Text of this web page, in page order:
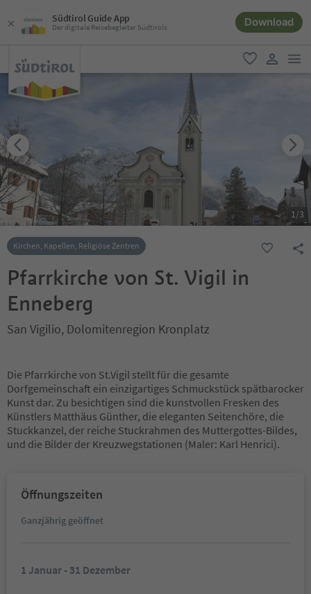
Südtirol Guide App
Der digitale Reisebegleiter Südtirols Download
favorit
user link
1/3
Kirchen, Kapellen, Religiöse Zentren
Pfarrkirche von St. Vigil in
Enneberg
San Vigilio, Dolomitenregion Kronplatz
Die Pfarrkirche von St.Vigil stellt für die gesamte
Dorfgemeinschaft ein einzigartiges Schmuckstück spätbarocker
Kunst dar. Zu besichtigen sind die kunstvollen Fresken des
Künstlers Matthäus Günther, die eleganten Seitenchöre, die
Stuckkanzel, der reiche Stuckrahmen des Muttergottes-Bildes,
und die Bilder der Kreuzwegstationen (Maler: Karl Henrici).
Öffnungszeiten
Ganzjährig geöffnet
1 Januar - 31 Dezember